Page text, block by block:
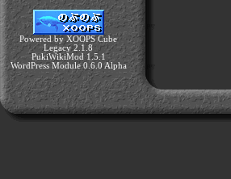
Powered by XOOPS Cube
Legacy 2.1.8
PukiWikiMod 1.5.1
WordPress Module 0.6.0 Alpha